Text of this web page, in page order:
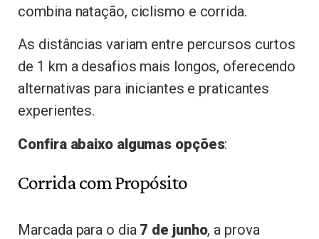
combina natação, ciclismo e corrida.
As distâncias variam entre percursos curtos
de 1 km a desafios mais longos, oferecendo
alternativas para iniciantes e praticantes
experientes.
Confira abaixo algumas opções:
Corrida com Propósito
Marcada para o dia 7 de junho, a prova